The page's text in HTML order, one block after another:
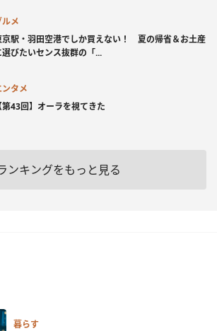
メ
京駅・羽田空港でしか買えない！ 夏の帰省＆お土産
選びたいセンス抜群の「...
ンタメ
【第43回】オーラを視てきた
ンキングをもっと見る
暮らす